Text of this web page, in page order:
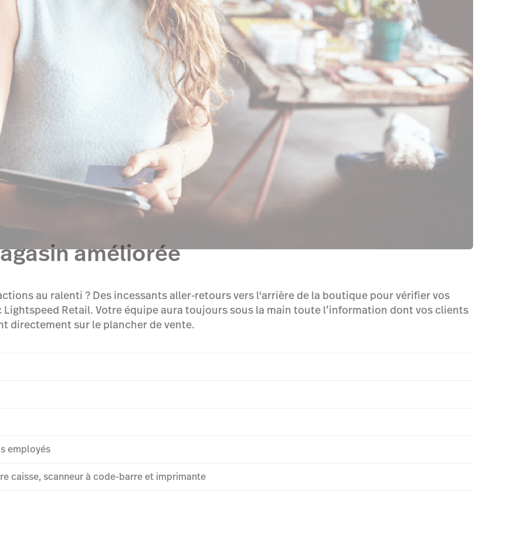
améliorée
au ralenti ? Des incessants aller-retours vers l'arrière de la boutique pour vérifier vos
Retail. Votre équipe aura toujours sous la main toute l’information dont vos clients
directement sur le plancher de vente.
employés
caisse, scanneur à code-barre et imprimante